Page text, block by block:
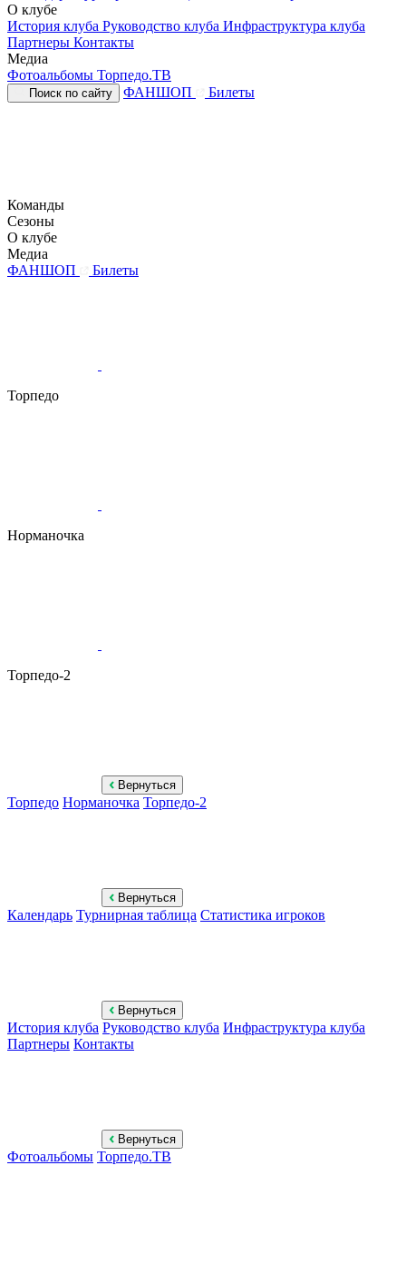
О клубе
История клуба Руководство клуба Инфраструктура клуба
Партнеры Контакты
Медиа
Фотоальбомы Торпедо.ТВ
Поиск по сайту ФАНШОП Билеты
Команды
Сезоны
О клубе
Медиа
ФАНШОП
Билеты
Торпедо
Норманочка
Торпедо-2
Вернуться
Торпедо Норманочка Торпедо-2
Вернуться
Календарь Турнирная таблица Статистика игроков
Вернуться
История клуба Руководство клуба Инфраструктура клуба
Партнеры Контакты
Вернуться
Фотоальбомы Торпедо.ТВ